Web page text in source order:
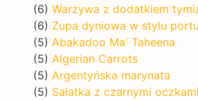
(6) Warzywa z dodatkiem
(6) Zupa dyniowa w stylu
(5) Abakadoo Ma' Taheena
(5) Algerian Carrots
(5) Argentyńska marynata
(5) Sałatka z czarnymi